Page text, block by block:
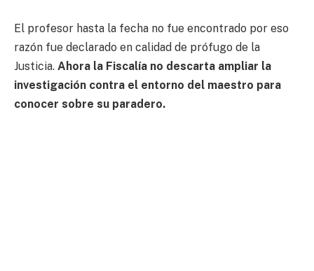
El profesor hasta la fecha no fue encontrado por eso
razón fue declarado en calidad de prófugo de la
Justicia. Ahora la Fiscalía no descarta ampliar la
investigación contra el entorno del maestro para
conocer sobre su paradero.